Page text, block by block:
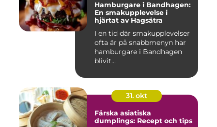
Hamburgare i Bandhagen:
En smakupplevelse i
hjärtat av Hagsätra
I en tid där smakupplevelser
ofta är på snabbmenyn har
hamburgare i Bandhagen
blivit...
31. okt
Färska asiatiska
dumplings: Recept och tips